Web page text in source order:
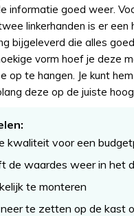
informatie goed weer.
linkerhanden is er een
bijgeleverd die alles
vorm hoef je deze
op te hangen. Je kunt
deze op de juiste
kwaliteit voor een
de waardes weer in het
te monteren
te zetten op de kast